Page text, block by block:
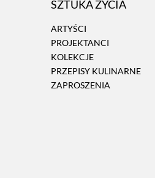
SZTUKA ŻYCIA
ARTYŚCI
PROJEKTANCI
KOLEKCJE
PRZEPISY KULINARNE
ZAPROSZENIA